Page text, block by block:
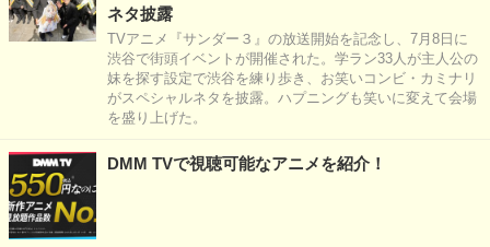
ネタ披露
TVアニメ『サンダー３』の放送開始を記念し、7月8日に
渋谷で街頭イベントが開催された。学ラン33人が主人公の
妹を探す設定で渋谷を練り歩き、お笑いコンビ・カミナリ
がスペシャルネタを披露。ハプニングも笑いに変えて会場
を盛り上げた。
DMM TVで視聴可能なアニメを紹介！